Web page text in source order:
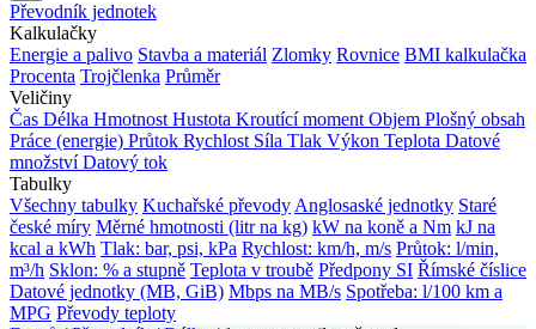
Převodník jednotek
Kalkulačky
Energie a palivo Stavba a materiál Zlomky Rovnice BMI kalkulačka
Procenta Trojčlenka Průměr
Veličiny
Čas Délka Hmotnost Hustota Kroutící moment Objem Plošný obsah
Práce (energie) Průtok Rychlost Síla Tlak Výkon Teplota Datové
množstvíDatový tok
Tabulky
Všechny tabulky Kuchařské převody Anglosaské jednotky Staré
české míry Měrné hmotnosti (litr na kg) kW na koně a Nm kJ na
kcal a kWh Tlak: bar, psi, kPa Rychlost: km/h, m/s Průtok: l/min,
m³/h Sklon: % a stupně Teplota v troubě Předpony SI Římské číslice
Datové jednotky (MB, GiB) Mbps na MB/s Spotřeba: l/100 km a
MPG Převody teploty